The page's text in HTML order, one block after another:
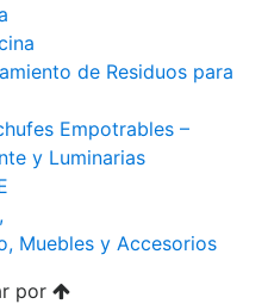
de Residuos para
Empotrables –
y Luminarias
Muebles y Accesorios
por